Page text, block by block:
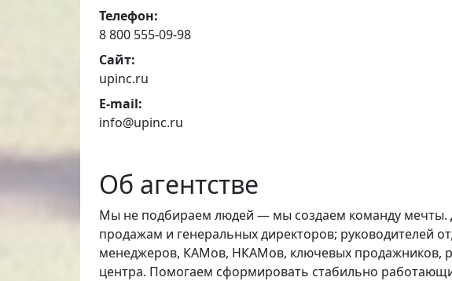
Телефон:
8 800 555-09-98
Сайт:
upinc.ru
E-mail:
info@upinc.ru
Об агентстве
Мы не подбираем людей — мы создаем команду мечты.
продажам и генеральных директоров; руководителей
менеджеров, КАМов, НКАМов, ключевых продажников,
центра. Помогаем сформировать стабильно